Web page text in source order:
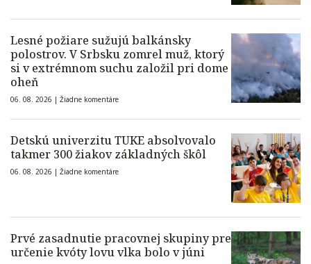
Lesné požiare sužujú balkánsky
polostrov. V Srbsku zomrel muž, ktorý
si v extrémnom suchu založil pri dome
oheň
06. 08. 2026 | Žiadne komentáre
Detskú univerzitu TUKE absolvovalo
takmer 300 žiakov základných škôl
06. 08. 2026 | Žiadne komentáre
Prvé zasadnutie pracovnej skupiny pre
určenie kvóty lovu vlka bolo v júni